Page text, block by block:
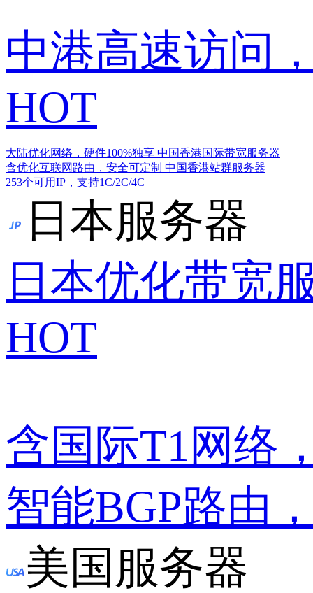
中港高速访问
HOT
大陆优化网络，硬件100%独享 中国香港国际带宽服务器
含优化互联网路由，安全可定制 中国香港站群服务器
253个可用IP，支持1C/2C/4C
日本服务器
日本优化带宽
HOT
含国际T1网络
智能BGP路由
美国服务器